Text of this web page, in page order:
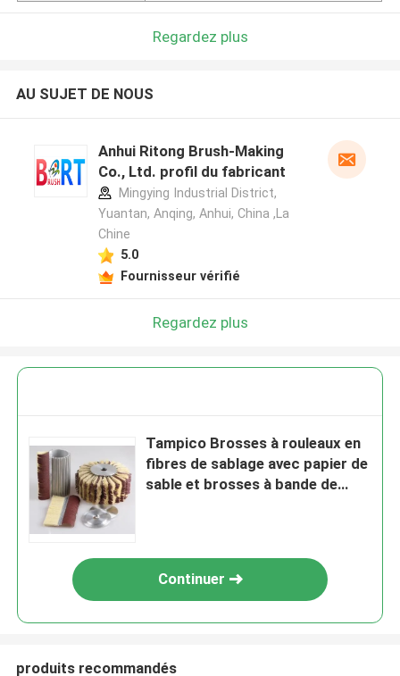
Regardez plus
AU SUJET DE NOUS
Anhui Ritong Brush-Making
Co., Ltd. profil du fabricant
Mingying Industrial District,
Yuantan, Anqing, Anhui, China ,La
Chine
5.0
Fournisseur vérifié
Regardez plus
Tampico Brosses à rouleaux en
fibres de sablage avec papier de
sable et brosses à bande de
Continuer
produits recommandés